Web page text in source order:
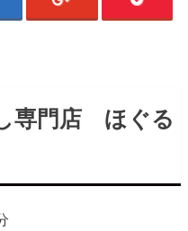
専門店 ほぐる